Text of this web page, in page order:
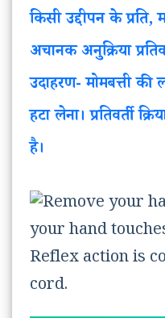
किसी उद्दीपन के
अचानक अनुक्रिया
उदाहरण- मोमबत्ती
हटा लेना। प्रतिवर्ती
है।